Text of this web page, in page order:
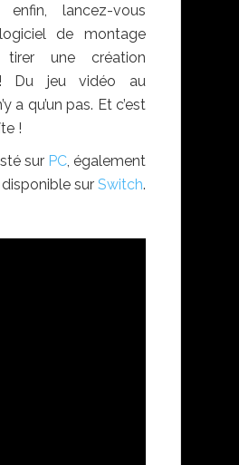
lancez-vous
de montage
une création
Du jeu vidéo au
a qu’un pas. Et c’est
!
sur PC, également
disponible sur Switch.